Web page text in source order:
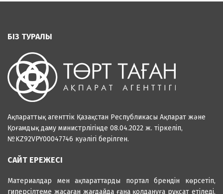
БІЗ ТУРАЛЫ
Ақпараттық агенттік Қазақстан Республикасы Ақпарат және
Қоғамдық даму министрлігінде 08.04.2022 ж. тіркеліп,
№KZ92VPY00047746 куәлігі берілген.
САЙТ ЕРЕЖЕСІ
Материалдар мен ақпараттарды портал брендін көрсетіп,
гиперсілтеме жасаған жағдайда ғана қолдануға рұқсат етіледі.